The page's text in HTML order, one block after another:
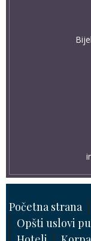
Početna strana
Opšti uslovi